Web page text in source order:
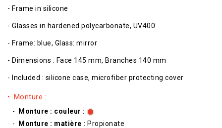
- Frame in silicone
- Glasses in hardened polycarbonate, UV400
- Frame: blue, Glass: mirror
- Dimensions : Face 145 mm, Branches 140 mm
- Included : silicone case, microfiber protecting cover
Monture :
Monture : couleur :
Monture : matière : Propionate